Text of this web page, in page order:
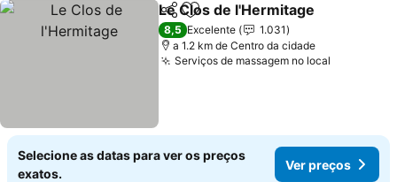
PartilharAdicionar aos favoritos
Le Clos de l'Hermitage
8,5 Excelente
1.031
a 1.2 km de Centro da cidade
Serviços de massagem no local
Selecione as datas para ver os preços
exatos.
Ver preços